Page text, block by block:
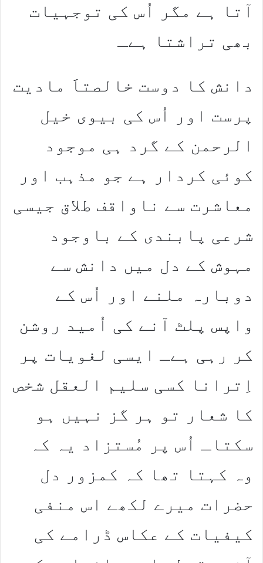
آتا ہے مگر اُس کی توجہیات
بھی تراشتا ہےـ
دانش کا دوست خالصتاََ مادیت
پرست اور اُس کی بیوی خیل
الرحمن کے گرد ہی موجود
کوئی کردار ہے جو مذہب اور
معاشرت سے ناواقف طلاق جیسی
شرعی پابندی کے باوجود
مہوش کے دل میں دانش سے
دوبارہ ملنے اور اُس کے
واپس پلٹ آنے کی اُمید روشن
کر رہی ہےـ ایسی لغویات پر
اِترانا کسی سلیم العقل شخص
کا شعار تو ہر گز نہیں ہو
سکتاـ اُس پر مُستزاد یہ کہ
وہ کہتا تھا کہ کمزور دل
حضرات میرے لکھے اس منفی
کیفیات کے عکاس ڈرامے کی